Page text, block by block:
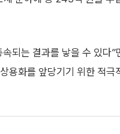
되는 결과를 낳을 수 있다”
화를 앞당기기 위한 적극